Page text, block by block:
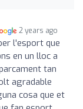
2 years ago
l'esport que
en un lloc a
tan
agradable
cosa que et